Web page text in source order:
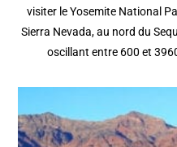
visiter le Yosemite National
Sierra Nevada, au nord du
oscillant entre 600 et